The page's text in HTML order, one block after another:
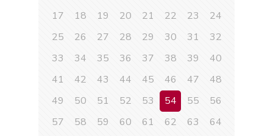
17
18 19 20 21 22 23
24
25
26 27 28 29 30 31
32
33
34 35 36 37 38 39
40
41
42 43 44 45 46 47
48
49
50 51 52 53 54 55
56
57
58 59 60 61 62 63
64